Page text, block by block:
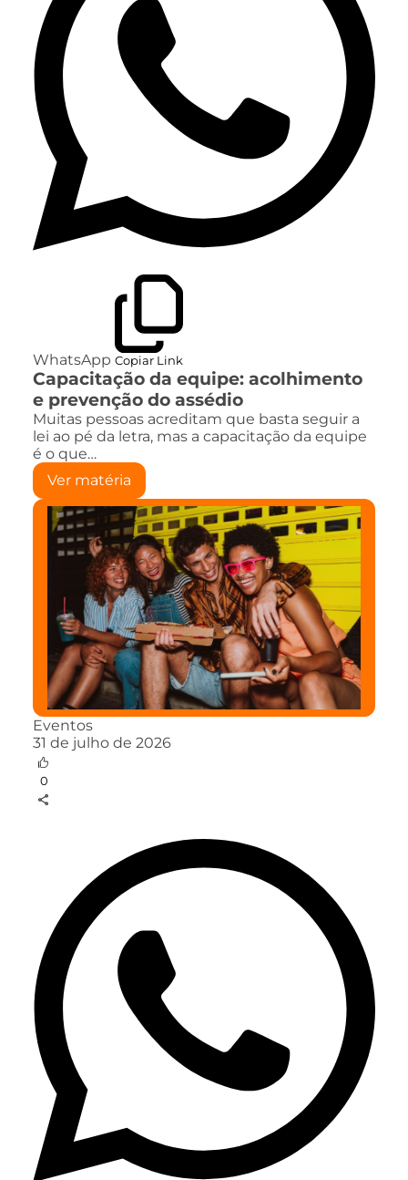
WhatsApp Copiar Link
Capacitação da equipe: acolhimento
e prevenção do assédio
Muitas pessoas acreditam que basta seguir a
lei ao pé da letra, mas a capacitação da equipe
é o que…
Ver matéria
Eventos
31 de julho de 2026
0